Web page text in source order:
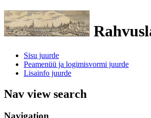
Sisu juurde
Peamenüü ja logimisvormi juurde
Lisainfo juurde
Nav view search
Navigation